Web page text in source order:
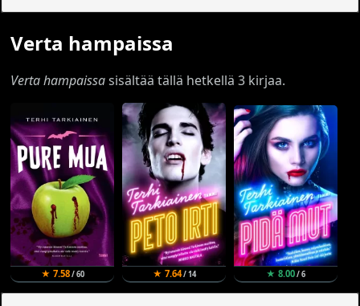
Verta hampaissa
Verta hampaissasisältää tällä hetkellä 3 kirjaa.
★ 7.58/ 60 ★ 7.64/ 14 ★ 8.00/ 6